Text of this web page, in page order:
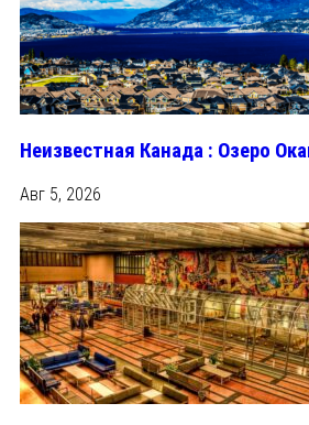
Неизвестная Канада : Озеро
Авг 5, 2026